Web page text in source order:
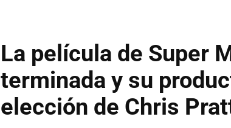
La película de Super
terminada y su
elección de Chris